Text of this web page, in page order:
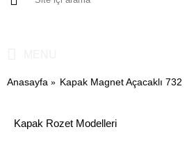
Anasayfa Kapak Magnet Açacaklı 732
Kapak Rozet Modelleri